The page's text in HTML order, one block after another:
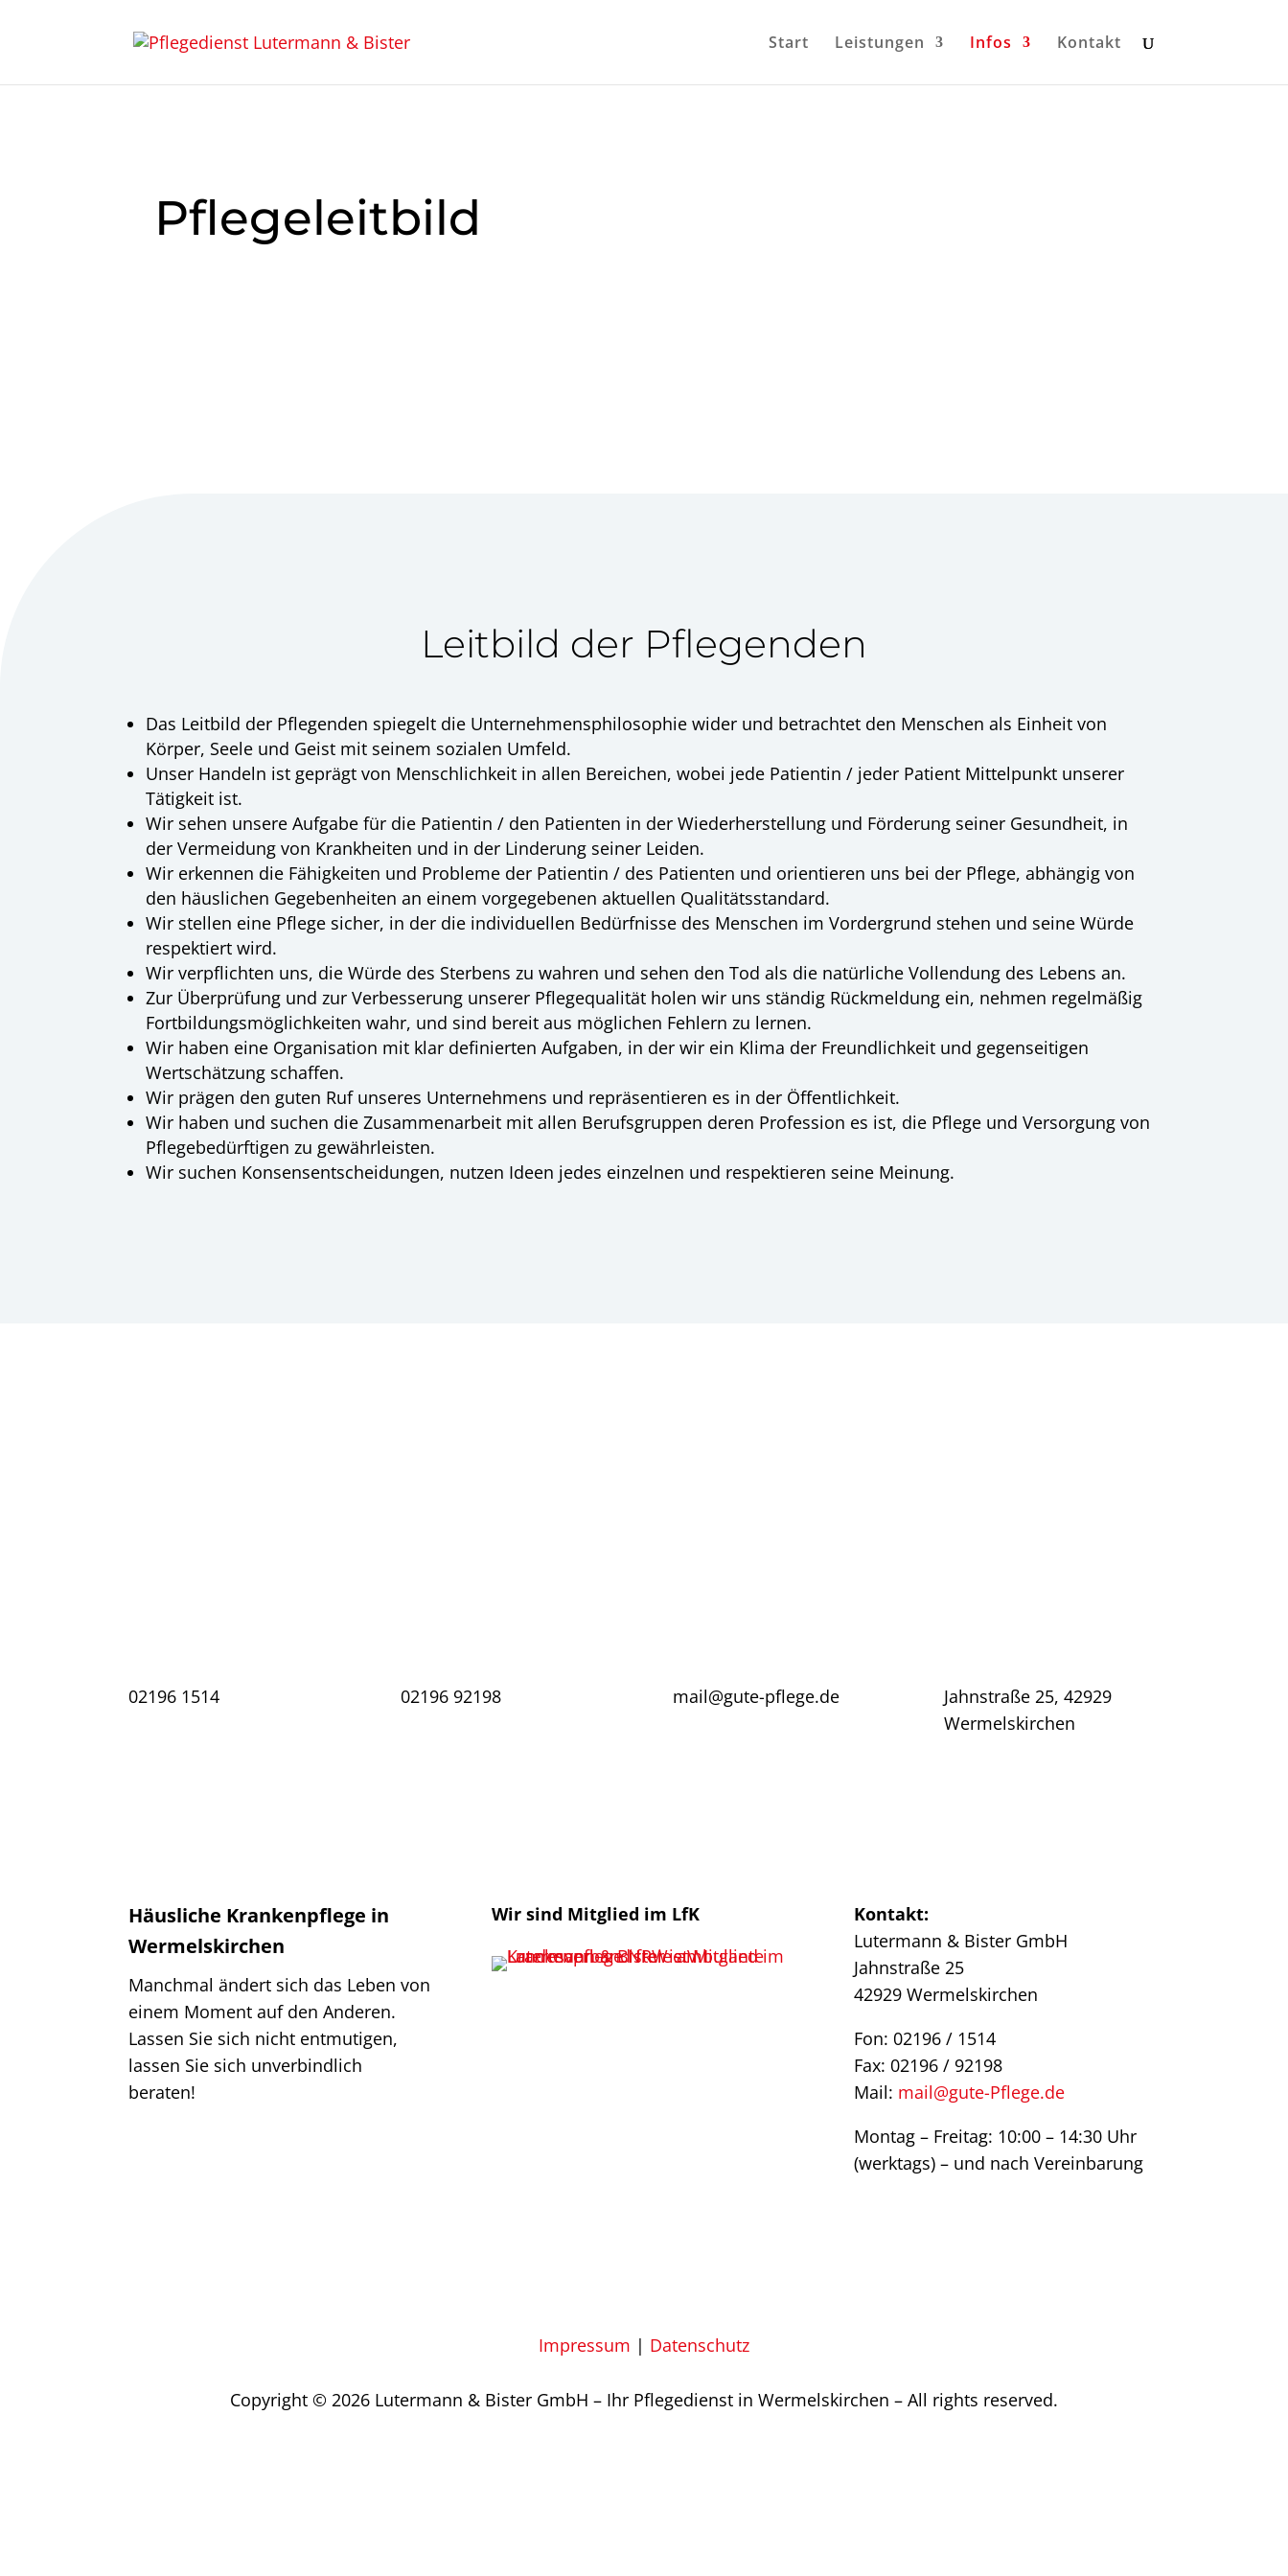
Start Leistungen Infos Kontakt
Pflegeleitbild
Leitbild der Pflegenden
Das Leitbild der Pflegenden spiegelt die Unternehmensphilosophie wider und betrachtet den Menschen als Einheit von
Körper, Seele und Geist mit seinem sozialen Umfeld.
Unser Handeln ist geprägt von Menschlichkeit in allen Bereichen, wobei jede Patientin / jeder Patient Mittelpunkt unserer
Tätigkeit ist.
Wir sehen unsere Aufgabe für die Patientin / den Patienten in der Wiederherstellung und Förderung seiner Gesundheit, in
der Vermeidung von Krankheiten und in der Linderung seiner Leiden.
Wir erkennen die Fähigkeiten und Probleme der Patientin / des Patienten und orientieren uns bei der Pflege, abhängig von
den häuslichen Gegebenheiten an einem vorgegebenen aktuellen Qualitätsstandard.
Wir stellen eine Pflege sicher, in der die individuellen Bedürfnisse des Menschen im Vordergrund stehen und seine Würde
respektiert wird.
Wir verpflichten uns, die Würde des Sterbens zu wahren und sehen den Tod als die natürliche Vollendung des Lebens an.
Zur Überprüfung und zur Verbesserung unserer Pflegequalität holen wir uns ständig Rückmeldung ein, nehmen regelmäßig
Fortbildungsmöglichkeiten wahr, und sind bereit aus möglichen Fehlern zu lernen.
Wir haben eine Organisation mit klar definierten Aufgaben, in der wir ein Klima der Freundlichkeit und gegenseitigen
Wertschätzung schaffen.
Wir prägen den guten Ruf unseres Unternehmens und repräsentieren es in der Öffentlichkeit.
Wir haben und suchen die Zusammenarbeit mit allen Berufsgruppen deren Profession es ist, die Pflege und Versorgung von
Pflegebedürftigen zu gewährleisten.
Wir suchen Konsensentscheidungen, nutzen Ideen jedes einzelnen und respektieren seine Meinung.
02196 1514 02196 92198 mail@gute-pflege.de
Jahnstraße 25, 42929
Wermelskirchen
Häusliche Krankenpflege in
Wermelskirchen
Manchmal ändert sich das Leben von
einem Moment auf den Anderen.
Lassen Sie sich nicht entmutigen,
lassen Sie sich unverbindlich
beraten!
Wir sind Mitglied im LfK
Kontakt:
Lutermann & Bister GmbH
Jahnstraße 25
42929 Wermelskirchen
Fon: 02196 / 1514
Fax: 02196 / 92198
Mail: mail@gute-Pflege.de
Montag – Freitag: 10:00 – 14:30 Uhr
(werktags) – und nach Vereinbarung
Impressum | Datenschutz
Copyright © 2026 Lutermann & Bister GmbH – Ihr Pflegedienst in Wermelskirchen – All rights reserved.